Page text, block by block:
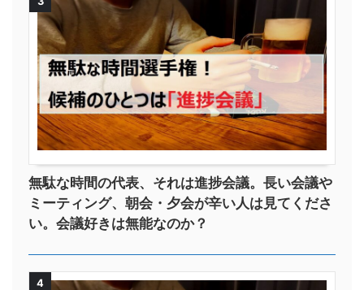
無駄な時間の代表、それは進捗会議。長い会議や
ミーティング、朝会・夕会が辛い人は見てくださ
い。会議好きは無能なのか？
4